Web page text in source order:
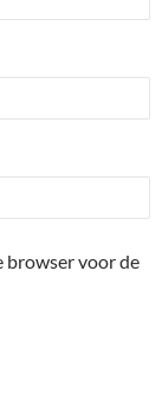
browser voor de